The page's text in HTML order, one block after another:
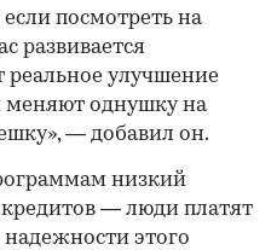
посмотреть на
развивается
реальное улучшение
меняют однушку на
— добавил он.
низкий
— люди платят
надежности этого